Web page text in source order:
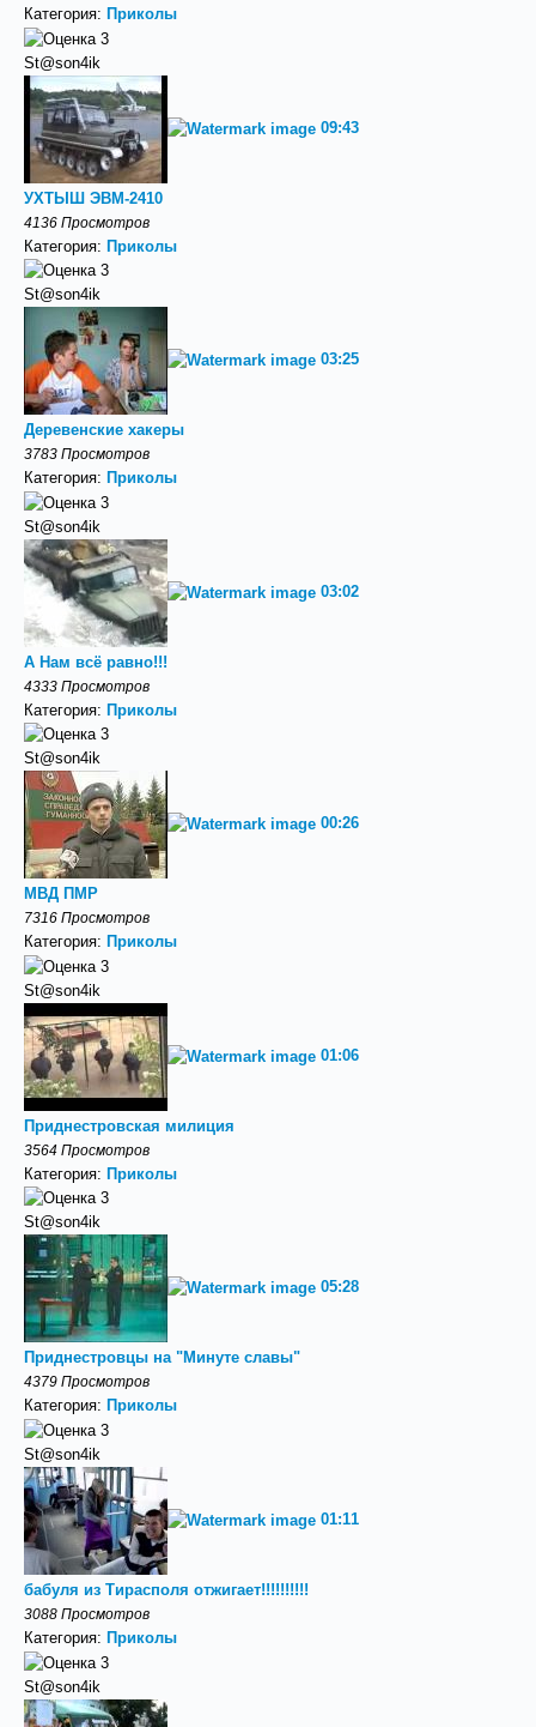
Категория: Приколы
St@son4ik
09:43
УХТЫШ ЭВМ-2410
4136 Просмотров
Категория: Приколы
St@son4ik
03:25
Деревенские хакеры
3783 Просмотров
Категория: Приколы
St@son4ik
03:02
А Нам всё равно!!!
4333 Просмотров
Категория: Приколы
St@son4ik
00:26
МВД ПМР
7316 Просмотров
Категория: Приколы
St@son4ik
01:06
Приднестровская милиция
3564 Просмотров
Категория: Приколы
St@son4ik
05:28
Приднестровцы на "Минуте славы"
4379 Просмотров
Категория: Приколы
St@son4ik
01:11
бабуля из Тирасполя отжигает!!!!!!!!!!
3088 Просмотров
Категория: Приколы
St@son4ik